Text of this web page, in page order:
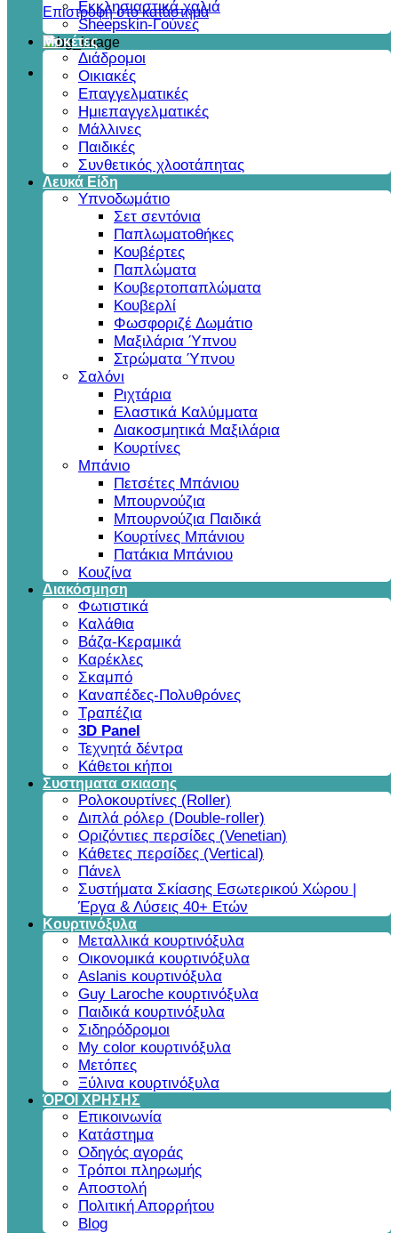
Επιστροφή στο κατάστημα
Εκκλησιαστικά χαλιά
Sheepskin-Γούνες
Μοκέτες
Διάδρομοι
Οικιακές
Επαγγελματικές
Ημιεπαγγελματικές
Μάλλινες
Παιδικές
Συνθετικός χλοοτάπητας
Λευκά Είδη
Υπνοδωμάτιο
Σετ σεντόνια
Παπλωματοθήκες
Κουβέρτες
Παπλώματα
Κουβερτοπαπλώματα
Κουβερλί
Φωσφοριζέ Δωμάτιο
Μαξιλάρια Ύπνου
Στρώματα Ύπνου
Σαλόνι
Ριχτάρια
Ελαστικά Καλύμματα
Διακοσμητικά Μαξιλάρια
Κουρτίνες
Μπάνιο
Πετσέτες Μπάνιου
Μπουρνούζια
Μπουρνούζια Παιδικά
Κουρτίνες Μπάνιου
Πατάκια Μπάνιου
Κουζίνα
Διακόσμηση
Φωτιστικά
Καλάθια
Βάζα-Κεραμικά
Καρέκλες
Σκαμπό
Καναπέδες-Πολυθρόνες
Τραπέζια
3D Panel
Τεχνητά δέντρα
Κάθετοι κήποι
Συστηματα σκιασης
Ρολοκουρτίνες (Roller)
Διπλά ρόλερ (Double-roller)
Οριζόντιες περσίδες (Venetian)
Κάθετες περσίδες (Vertical)
Πάνελ
Συστήματα Σκίασης Εσωτερικού Χώρου |
Έργα & Λύσεις 40+ Ετών
Κουρτινόξυλα
Μεταλλικά κουρτινόξυλα
Οικονομικά κουρτινόξυλα
Aslanis κουρτινόξυλα
Guy Laroche κουρτινόξυλα
Παιδικά κουρτινόξυλα
Σιδηρόδρομοι
My color κουρτινόξυλα
Μετόπες
Ξύλινα κουρτινόξυλα
ΌΡΟΙ ΧΡΗΣΗΣ
Επικοινωνία
Κατάστημα
Οδηγός αγοράς
Τρόποι πληρωμής
Αποστολή
Πολιτική Απορρήτου
Blog